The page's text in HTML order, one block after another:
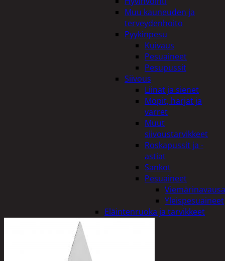
Muu kauneuden ja
terveydenhoito
Pyykinpesu
Kuivaus
Pesuaineet
Pesupussit
Siivous
Liinat ja sienet
Mopit, harjat ja
varret
Muut
siivoustarvikkeet
Roskapussit ja -
astiat
Sankot
Pesuaineet
Yleispesuaineet
Eläintenruoka ja tarvikkeet